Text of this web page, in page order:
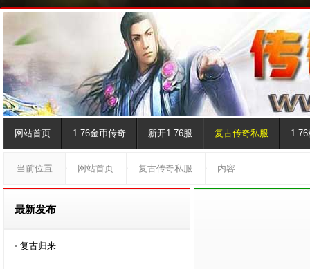
网站首页 1.76金币传奇 新开1.76服 复古传奇私服
当前位置 网站首页 复古传奇私服 内容
最新发布
复古归来